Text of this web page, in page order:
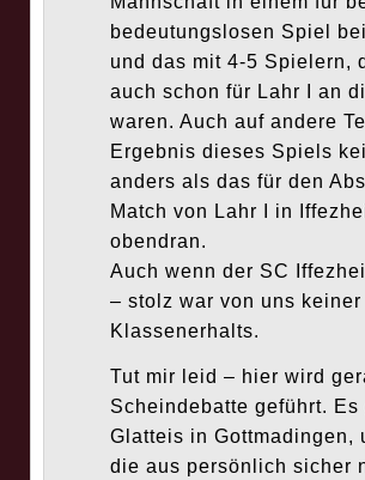
bedeutungslosen Spiel
und das mit 4-5 Spielern,
auch schon für Lahr I an
waren. Auch auf andere
Ergebnis dieses Spiels
anders als das für den
Match von Lahr I in
obendran.
Auch wenn der SC
– stolz war von uns
Klassenerhalts.
Tut mir leid – hier wird
Scheindebatte geführt. Es
Glatteis in Gottmadingen,
die aus persönlich sicher